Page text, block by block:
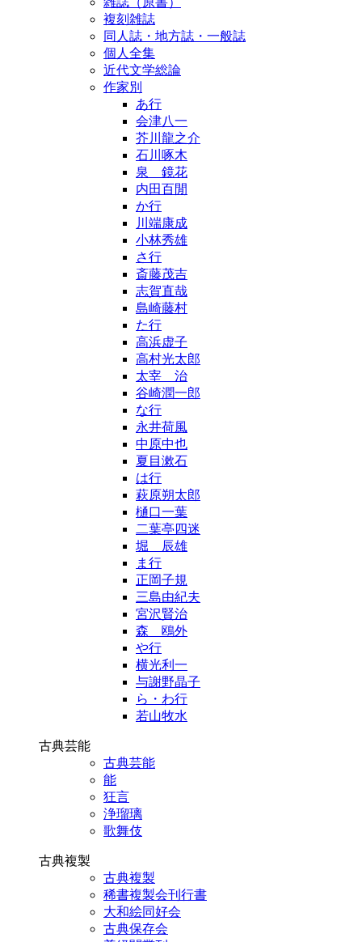
複刻雑誌
同人誌・地方誌・一般誌
個人全集
近代文学総論
作家別
あ行
会津八一
芥川龍之介
石川啄木
泉 鏡花
内田百閒
か行
川端康成
小林秀雄
さ行
斎藤茂吉
志賀直哉
島崎藤村
た行
高浜虚子
高村光太郎
太宰 治
谷崎潤一郎
な行
永井荷風
中原中也
夏目漱石
は行
萩原朔太郎
樋口一葉
二葉亭四迷
堀 辰雄
ま行
正岡子規
三島由紀夫
宮沢賢治
森 鴎外
や行
横光利一
与謝野晶子
ら・わ行
若山牧水
古典芸能
古典芸能
能
狂言
浄瑠璃
歌舞伎
古典複製
古典複製
稀書複製会刊行書
大和絵同好会
古典保存会